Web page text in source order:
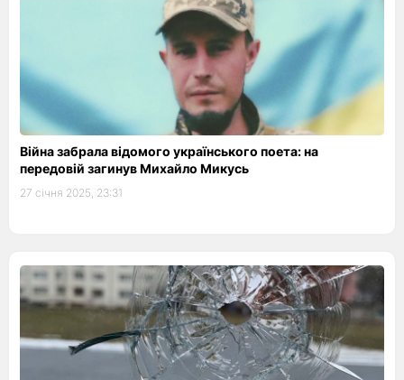
Війна забрала відомого українського поета: на
передовій загинув Михайло Микусь
27 січня 2025, 23:31